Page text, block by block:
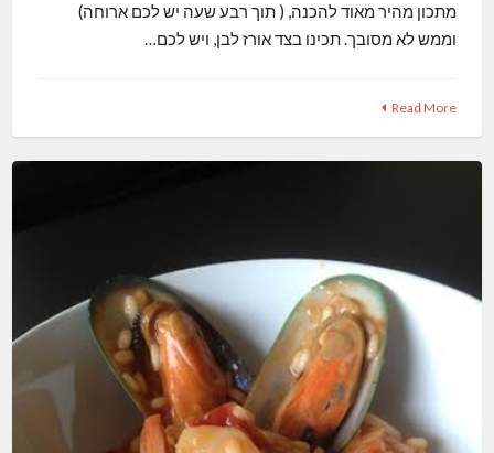
מתכון מהיר מאוד להכנה, ( תוך רבע שעה יש לכם ארוחה)
וממש לא מסובך. תכינו בצד אורז לבן, ויש לכם…
Read More